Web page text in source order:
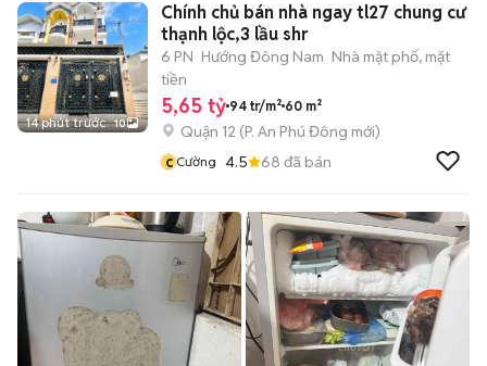
14 phút trước 10
Chính chủ bán nhà ngay tl27 chung cư
thạnh lộc,3 lầu shr
6 PN Hướng Đông Nam Nhà mặt phố, mặt
tiền
5,65 tỷ 94 tr/m² 60 m²
Quận 12 (P. An Phú Đông mới)
c Cường 4.5 68 đã bán